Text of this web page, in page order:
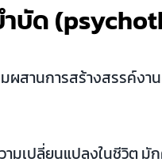
บัด
สานการสร้างสรรค์ง
เปลี่ยนแปลงในชีวิต